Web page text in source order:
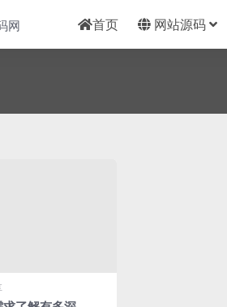
首页 网站源码